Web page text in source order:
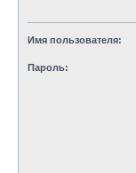
Имя пользователя:
Пароль: